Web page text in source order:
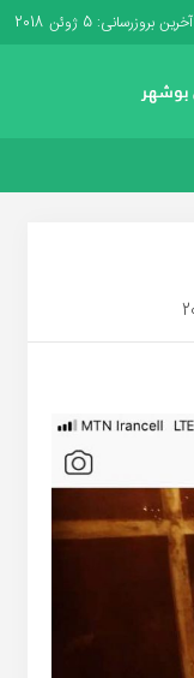
آخرین بروزرسانی: 5 ژوئن 2018